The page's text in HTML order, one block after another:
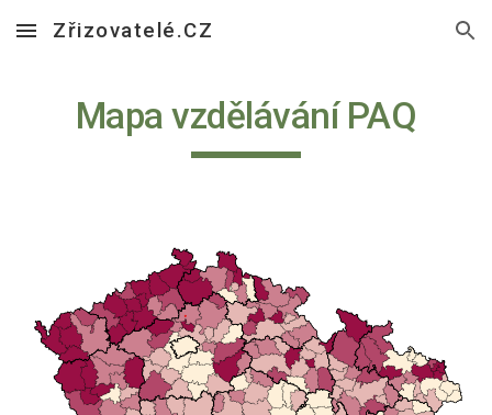
Skip to main content Skip to navigation
Zřizovatelé.CZ
Mapa vzdělávání PAQ